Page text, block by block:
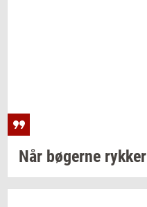
Når bø­ger­ne ryk­ker